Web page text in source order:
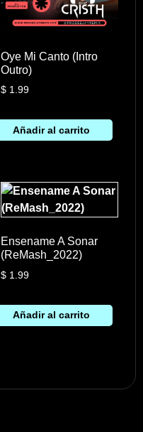
Oye Mi Canto (Intro
Outro)
$ 1.99
Añadir al carrito
Ensename A Sonar
(ReMash_2022)
$ 1.99
Añadir al carrito